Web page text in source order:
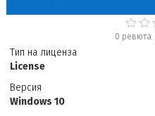
0 ревюта|
Тип на лиценза
License
Версия
Windows 10